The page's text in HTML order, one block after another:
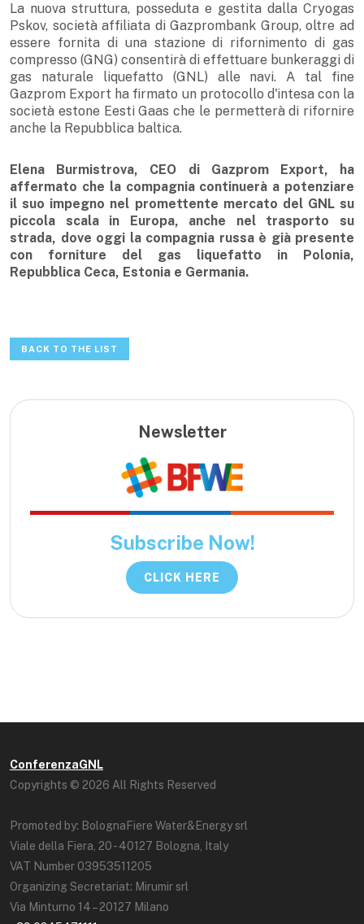
La nuova struttura, posseduta e gestita dalla Cryogas
Pskov, società affiliata di Gazprombank Group, oltre ad
essere fornita di una stazione di rifornimento di gas
compresso (GNG) consentirà di effettuare bunkeraggi di
gas naturale liquefatto (GNL) alle navi. A tal fine
Gazprom Export ha firmato un protocollo d'intesa con la
società estone Eesti Gaas che le permetterà di rifornire
anche la Repubblica baltica.
Elena Burmistrova, CEO di Gazprom Export, ha
affermato che la compagnia continuerà a potenziare
il suo impegno nel promettente mercato del GNL su
piccola scala in Europa, anche nel trasporto su
strada, dove oggi la compagnia russa è già presente
con forniture del gas liquefatto in Polonia,
Repubblica Ceca, Estonia e Germania.
BACK TO THE LIST
Newsletter
Subscribe Now!
CLICK HERE
ConferenzaGNL
Copyrights © 2026 All Rights Reserved
Promoted by: BolognaFiere Water&Energy srl
Viale della Fiera, 20 - 40127 Bologna, Italy
VAT Number 03953511205
Organizing Secretariat: Mirumir srl
Via Minturno 14 – 20127 Milano